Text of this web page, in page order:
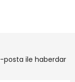
posta ile haberdar